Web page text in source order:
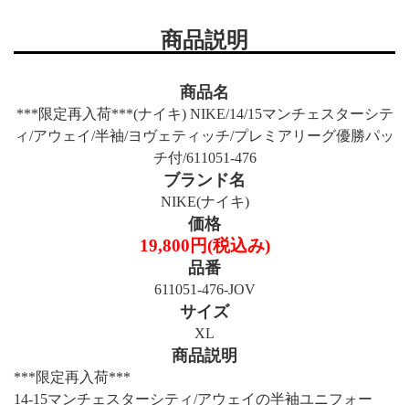
商品説明
商品名
***限定再入荷***(ナイキ) NIKE/14/15マンチェスターシテ
ィ/アウェイ/半袖/ヨヴェティッチ/プレミアリーグ優勝パッ
チ付/611051-476
ブランド名
NIKE(ナイキ)
価格
19,800円(税込み)
品番
611051-476-JOV
サイズ
XL
商品説明
***限定再入荷***
14-15マンチェスターシティ/アウェイの半袖ユニフォー